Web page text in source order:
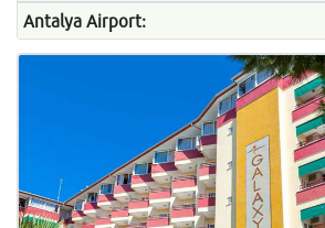
Antalya Airport: